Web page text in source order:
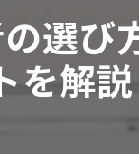
選び
を解説